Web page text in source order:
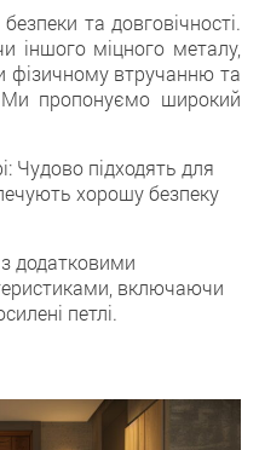
та довговічності.
іншого міцного металу,
фізичному втручанню та
пропонуємо широкий
Чудово підходять для
хорошу безпеку
додатковими
включаючи
петлі.